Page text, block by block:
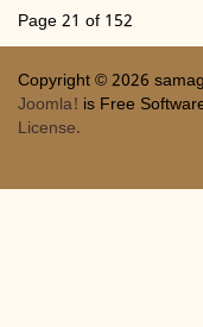
Page 21 of 152
Copyright © 2026
Joomla! is Free
License.